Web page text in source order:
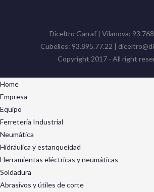
Diceltro Garraf | Vilanova:
Cubelles: 93.895.77.22 |
Copyright 2017 - All right
Home
Empresa
Equipo
Ferretería Industrial
Neumática
Hidráulica y estanqueidad
Herramientas eléctricas y neumáticas
Soldadura
Abrasivos y útiles de corte